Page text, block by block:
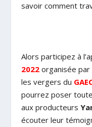
savoir comment
Alors participez à
2022 organisée par
les vergers du
pourrez poser
aux producteurs
écouter leur